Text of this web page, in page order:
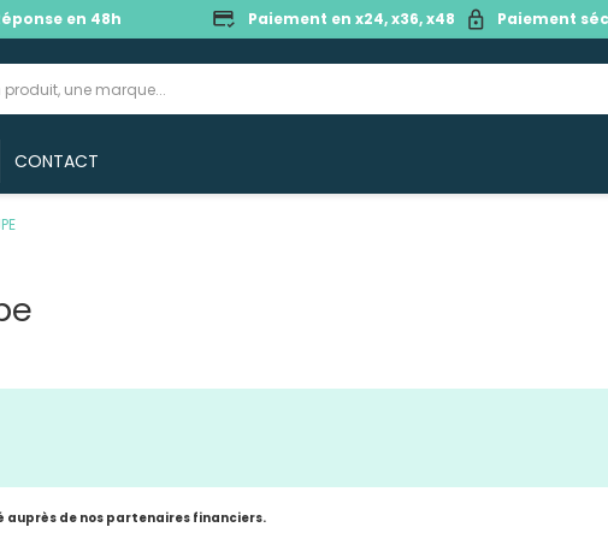
en 48h Paiement en x24, x36, x48 Paiement
CONTACT
auprès de nos partenaires financiers.